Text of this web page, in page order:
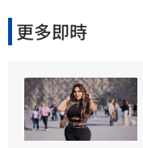
SETN.com
更多即時